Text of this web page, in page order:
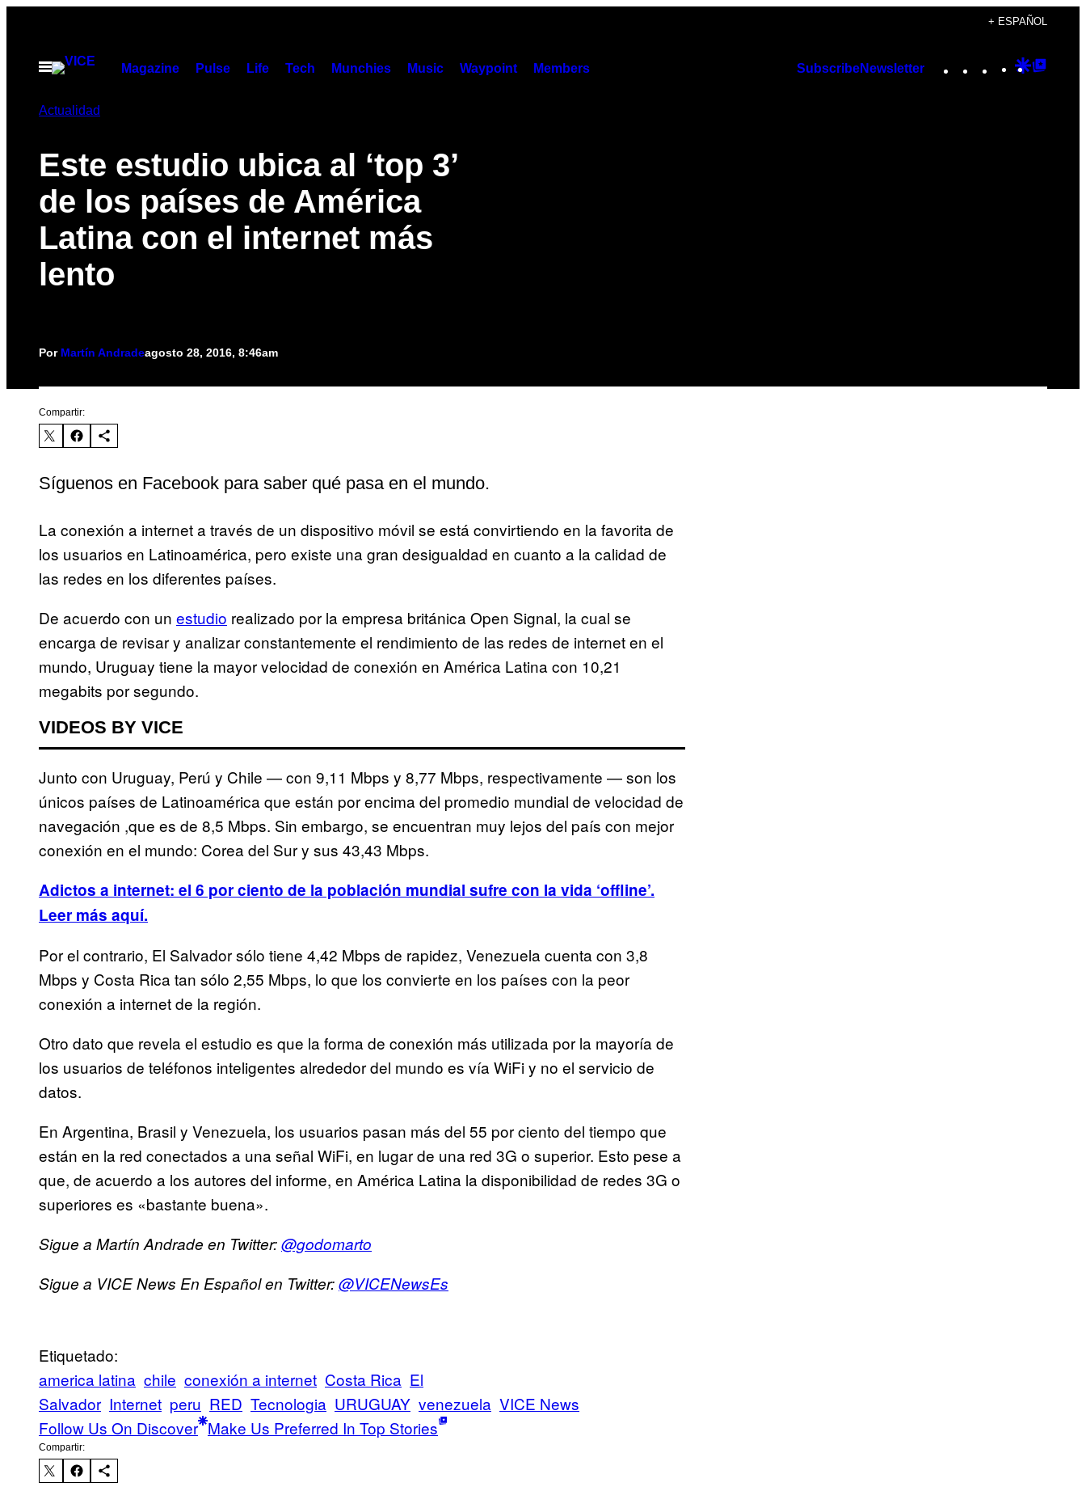
contenido
+ ESPAÑOL
Abrir
Magazine Pulse Life Tech Munchies Music Waypoint Members SubscribeNewsletter Instagram
TikTok
YouTube
Google
Actualidad
Este estudio ubica al ‘top 3’
de los países de América
Latina con el internet más
lento
Por Martín Andradeagosto 28, 2016, 8:46am
Compartir:
Síguenos en Facebook para saber qué pasa en el mundo.
La conexión a internet a través de un dispositivo móvil se está convirtiendo en la favorita de
los usuarios en Latinoamérica, pero existe una gran desigualdad en cuanto a la calidad de
las redes en los diferentes países.
De acuerdo con un estudio realizado por la empresa británica Open Signal, la cual se
encarga de revisar y analizar constantemente el rendimiento de las redes de internet en el
mundo, Uruguay tiene la mayor velocidad de conexión en América Latina con 10,21
megabits por segundo.
VIDEOS BY VICE
Junto con Uruguay, Perú y Chile — con 9,11 Mbps y 8,77 Mbps, respectivamente — son los
únicos países de Latinoamérica que están por encima del promedio mundial de velocidad de
navegación ,que es de 8,5 Mbps. Sin embargo, se encuentran muy lejos del país con mejor
conexión en el mundo: Corea del Sur y sus 43,43 Mbps.
Adictos a internet: el 6 por ciento de la población mundial sufre con la vida ‘offline’.
Leer más aquí.
Por el contrario, El Salvador sólo tiene 4,42 Mbps de rapidez, Venezuela cuenta con 3,8
Mbps y Costa Rica tan sólo 2,55 Mbps, lo que los convierte en los países con la peor
conexión a internet de la región.
Otro dato que revela el estudio es que la forma de conexión más utilizada por la mayoría de
los usuarios de teléfonos inteligentes alrededor del mundo es vía WiFi y no el servicio de
datos.
En Argentina, Brasil y Venezuela, los usuarios pasan más del 55 por ciento del tiempo que
están en la red conectados a una señal WiFi, en lugar de una red 3G o superior. Esto pese a
que, de acuerdo a los autores del informe, en América Latina la disponibilidad de redes 3G o
superiores es «bastante buena».
Sigue a Martín Andrade en Twitter:@godomarto
Sigue a VICE News En Español en Twitter:@VICENewsEs
Etiquetado:
america latina chile conexión a internet Costa Rica El
Salvador Internet peru RED Tecnologia URUGUAY venezuela VICE News
Follow Us On Discover Make Us Preferred In Top Stories
Compartir: